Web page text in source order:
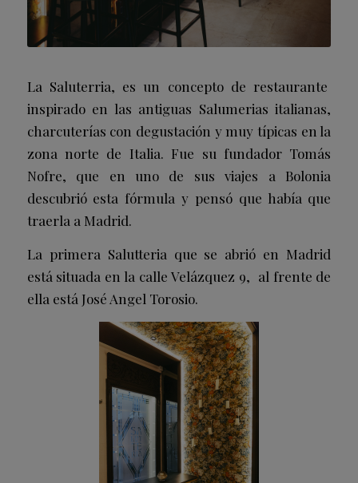
La Saluterria, es un concepto de restaurante
inspirado en las antiguas Salumerias italianas,
charcuterías con degustación y muy típicas en la
zona norte de Italia. Fue su fundador Tomás
Nofre, que en uno de sus viajes a Bolonia
descubrió esta fórmula y pensó que había que
traerla a Madrid.
La primera Salutteria que se abrió en Madrid
está situada en la calle Velázquez 9, al frente de
ella está José Angel Torosio.